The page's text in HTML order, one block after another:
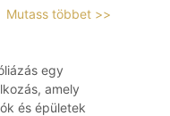
Mutass többet >>
egy
amely
és épületek